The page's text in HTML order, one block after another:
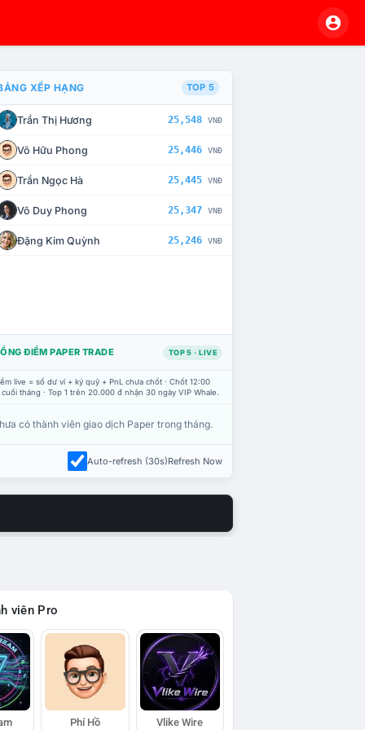
CHẾ TÀI XỬ LÝ VI PHẠM
XẾP HẠNG TOP 5
Trần Thị Hương 25,548 VNĐ
Võ Hữu Phong 25,446 VNĐ
Trần Ngọc Hà 25,445 VNĐ
Võ Duy Phong 25,347 VNĐ
Đặng Kim Quỳnh 25,246 VNĐ
ĐIỂM PAPER TRADE TOP 5 · LIVE
live = số dư ví + ký quỹ + PnL chưa chốt · Chốt 12:00
tháng · Top 1 trên 20.000 đ nhận 30 ngày VIP Whale.
có thành viên giao dịch Paper trong tháng.
Auto-refresh (30s)Refresh Now
viên Pro
Phí Hồ Vlike Wire